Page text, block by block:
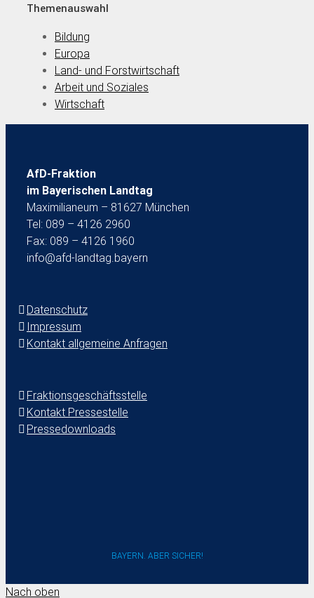
Themenauswahl
Bildung
Europa
Land- und Forstwirtschaft
Arbeit und Soziales
Wirtschaft
AfD-Fraktion
im Bayerischen Landtag
Maximilianeum – 81627 München
Tel: 089 – 4126 2960
Fax: 089 – 4126 1960
info@afd-landtag.bayern
Datenschutz
Impressum
Kontakt allgemeine Anfragen
Fraktionsgeschäftsstelle
Kontakt Pressestelle
Pressedownloads
BAYERN. ABER SICHER!
Nach oben